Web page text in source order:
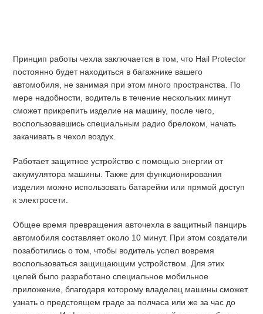
Принцип работы чехла заключается в том, что Hail Protector
постоянно будет находиться в багажнике вашего
автомобиля, не занимая при этом много пространства. По
мере надобности, водитель в течение нескольких минут
сможет прикрепить изделие на машину, после чего,
воспользовавшись специальным радио брелоком, начать
закачивать в чехол воздух.
Работает защитное устройство с помощью энергии от
аккумулятора машины. Также для функционирования
изделия можно использовать батарейки или прямой доступ
к электросети.
Общее время превращения авточехла в защитный панцирь
автомобиля составляет около 10 минут. При этом создатели
позаботились о том, чтобы водитель успел вовремя
воспользоваться защищающим устройством. Для этих
целей было разработано специальное мобильное
приложение, благодаря которому владелец машины сможет
узнать о предстоящем граде за полчаса или же за час до